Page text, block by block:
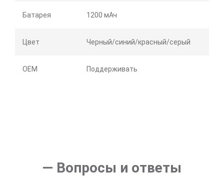
Батарея 1200 мАч
Цвет Черный/синий/красный/серый
OEM Поддерживать
— Вопросы и ответы